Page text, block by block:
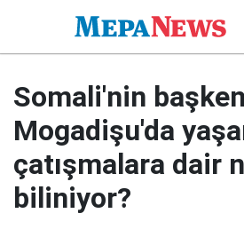
Somali'nin
Mogadişu'da
çatışmalara dair
biliniyor?